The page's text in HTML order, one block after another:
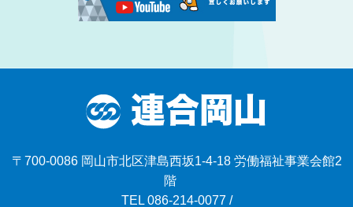
〒700-0086 岡山市北区津島西坂1-4-18 労働福祉事業会館2
階
TEL 086-214-0077 /